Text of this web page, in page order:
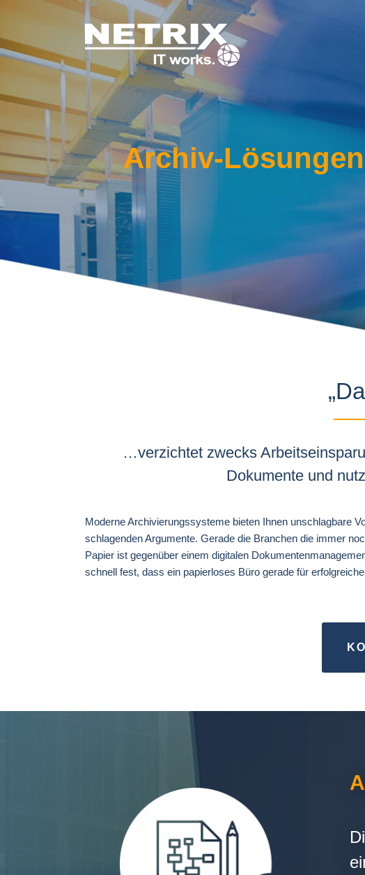
Archiv-
…verzichtet zwecks
Dokumente und
Moderne Archivierungssysteme bieten Ihnen unschlagbare
schlagenden Argumente. Gerade die Branchen die immer
Papier ist gegenüber einem digitalen
schnell fest, dass ein papierloses Büro gerade für